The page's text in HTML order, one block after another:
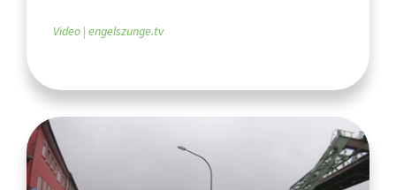
Video engelszunge.tv